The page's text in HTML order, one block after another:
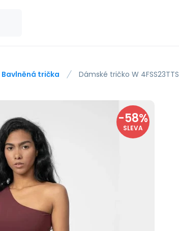
Bavlněná trička Dámské tričko W
-58%
SLEVA